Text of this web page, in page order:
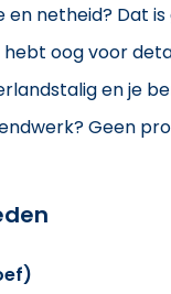
netheid? Dat
oog voor
en je
Geen